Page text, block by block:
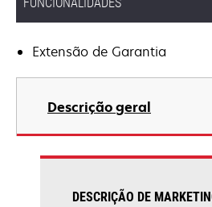
Extensão de Garantia
Descrição geral
DESCRIÇÃO DE